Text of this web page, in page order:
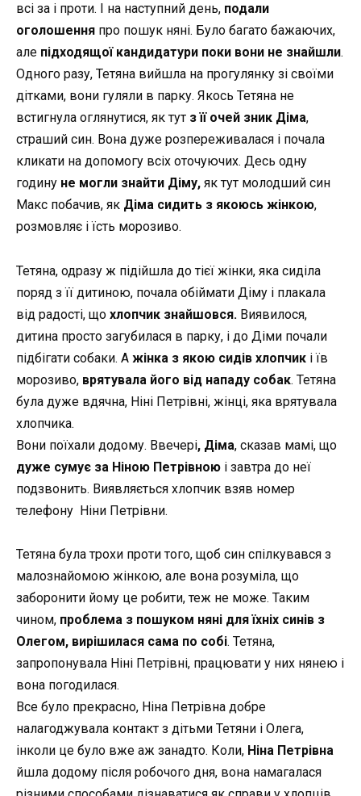
всі за і проти. І на наступний день, подали
оголошення про пошук няні. Було багато бажаючих,
але підходящої кандидатури поки вони не знайшли.
Одного разу, Тетяна вийшла на прогулянку зі своїми
дітками, вони гуляли в парку. Якось Тетяна не
встигнула оглянутися, як тут з її очей зник Діма,
страший син. Вона дуже розпереживалася і почала
кликати на допомогу всіх оточуючих. Десь одну
годину не могли знайти Діму, як тут молодший син
Макс побачив, як Діма сидить з якоюсь жінкою,
розмовляє і їсть морозиво.
Тетяна, одразу ж підійшла до тієї жінки, яка сиділа
поряд з її дитиною, почала обіймати Діму і плакала
від радості, що хлопчик знайшовся. Виявилося,
дитина просто загубилася в парку, і до Діми почали
підбігати собаки. А жінка з якою сидів хлопчик і їв
морозиво, врятувала його від нападу собак. Тетяна
була дуже вдячна, Ніні Петрівні, жінці, яка врятувала
хлопчика.
Вони поїхали додому. Ввечері, Діма, сказав мамі, що
дуже сумує за Ніною Петрівною і завтра до неї
подзвонить. Виявляється хлопчик взяв номер
телефону Ніни Петрівни.
Тетяна була трохи проти того, щоб син спілкувався з
малознайомою жінкою, але вона розуміла, що
заборонити йому це робити, теж не може. Таким
чином, проблема з пошуком няні для їхніх синів з
Олегом, вирішилася сама по собі. Тетяна,
запропонувала Ніні Петрівні, працювати у них нянею і
вона погодилася.
Все було прекрасно, Ніна Петрівна добре
налагоджувала контакт з дітьми Тетяни і Олега,
інколи це було вже аж занадто. Коли, Ніна Петрівна
йшла додому після робочого дня, вона намагалася